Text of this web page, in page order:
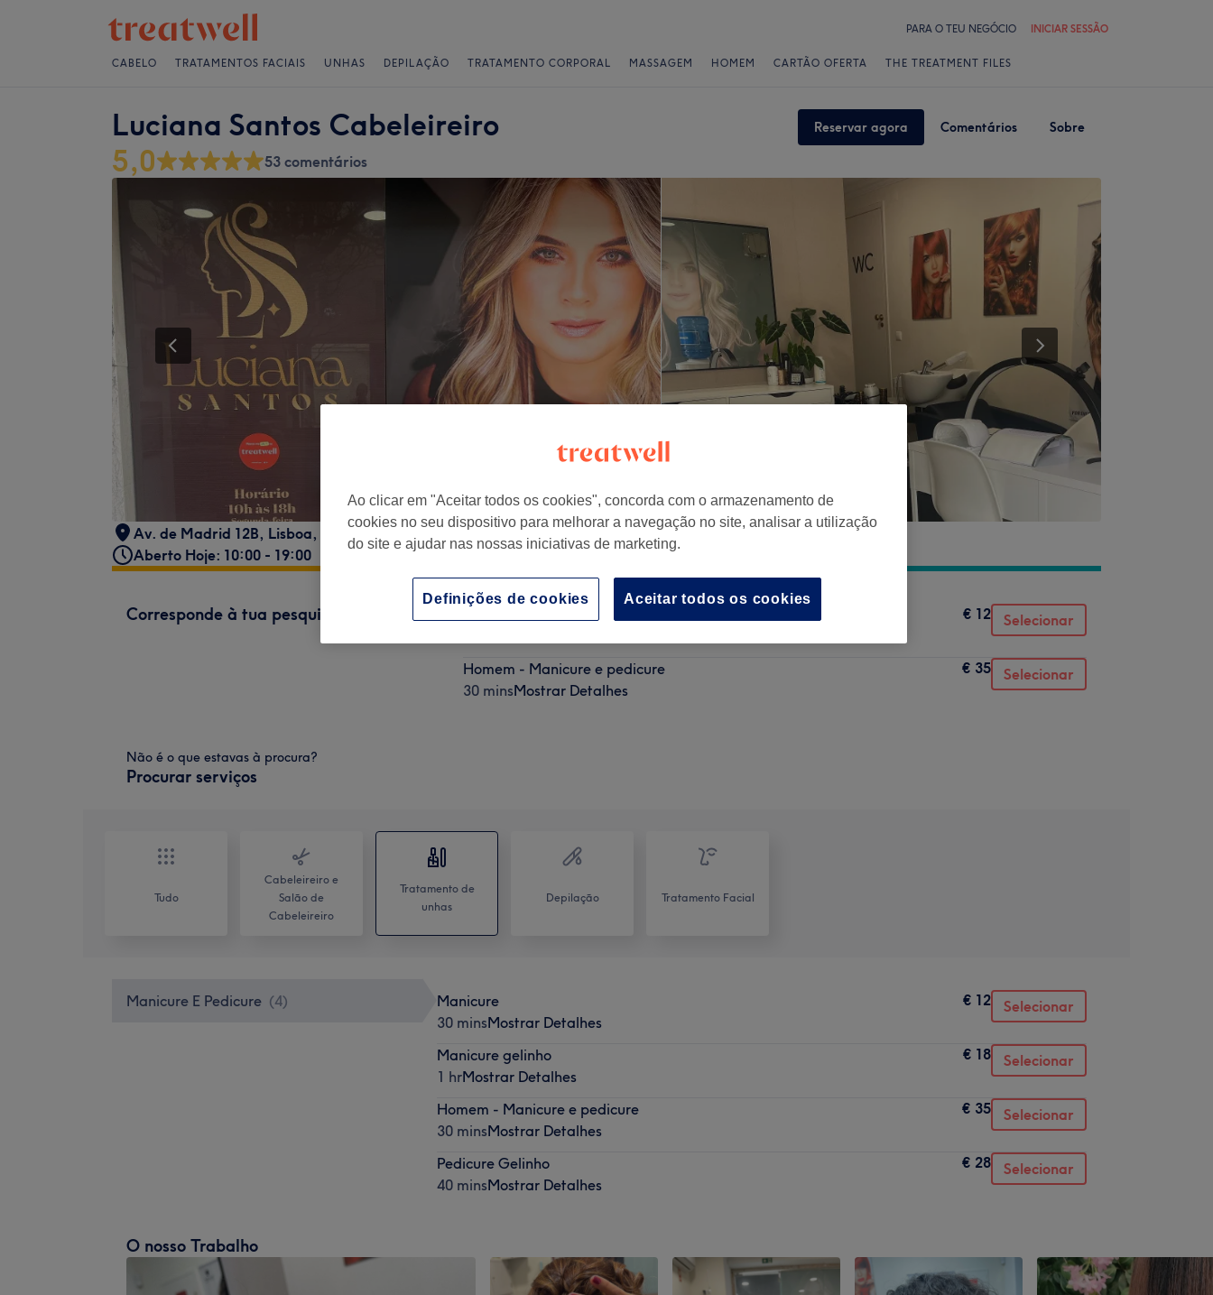
PARA O TEU NEGÓCIO INICIAR SESSÃO
CABELO TRATAMENTOS FACIAIS UNHAS DEPILAÇÃO TRATAMENTO CORPORAL MASSAGEM HOMEM CARTÃO OFERTA THE TREATMENT FILES
Luciana Santos Cabeleireiro Reservar agora Comentários Sobre
5,0 53 comentários
Av. de Madrid 12B, Lisboa, Portugal
Aberto Hoje: 10:00 - 19:00
Corresponde à tua pesquisa € 12 Selecionar
Homem - Manicure e pedicure
30 minsMostrar Detalhes
€ 35 Selecionar
Não é o que estavas à procura?
Procurar serviços
Tudo
Cabeleireiro e
Salão de
Cabeleireiro
Tratamento de
unhas
Depilação Tratamento Facial
Manicure E Pedicure (4)
Manicure
30 minsMostrar Detalhes
€ 12 Selecionar
Manicure gelinho
1 hrMostrar Detalhes
€ 18 Selecionar
Homem - Manicure e pedicure
30 minsMostrar Detalhes
€ 35 Selecionar
Pedicure Gelinho
40 minsMostrar Detalhes
€ 28 Selecionar
O nosso Trabalho
Ao clicar em "Aceitar todos os cookies", concorda com o armazenamento de
cookies no seu dispositivo para melhorar a navegação no site, analisar a utilização
do site e ajudar nas nossas iniciativas de marketing.
Aceitar todos os cookies
Definições de cookies